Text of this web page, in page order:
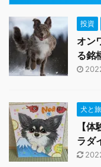
投資
オン
る銘
犬と
【
ラダ